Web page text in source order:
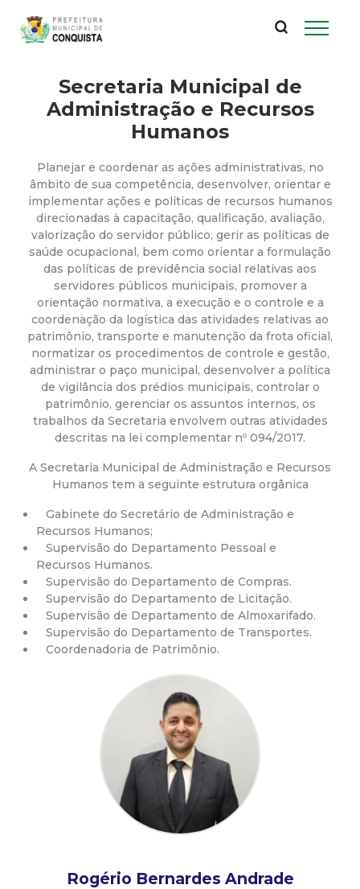
conteúdo
principal
P
e
e
i
t
u
r
a
M
n
i
c
p
Secretaria Municipal de
Administração e Recursos
Humanos
Planejar e coordenar as ações administrativas, no
âmbito de sua competência, desenvolver, orientar e
implementar ações e políticas de recursos humanos
direcionadas à capacitação, qualificação, avaliação,
valorização do servidor público, gerir as políticas de
saúde ocupacional, bem como orientar a formulação
das políticas de previdência social relativas aos
servidores públicos municipais, promover a
orientação normativa, a execução e o controle e a
coordenação da logística das atividades relativas ao
patrimônio, transporte e manutenção da frota oficial,
normatizar os procedimentos de controle e gestão,
administrar o paço municipal, desenvolver a política
de vigilância dos prédios municipais, controlar o
patrimônio, gerenciar os assuntos internos, os
trabalhos da Secretaria envolvem outras atividades
descritas na lei complementar nº 094/2017.
A Secretaria Municipal de Administração e Recursos
Humanos tem a seguinte estrutura orgânica
Gabinete do Secretário de Administração e
Recursos Humanos;
Supervisão do Departamento Pessoal e
Recursos Humanos.
Supervisão do Departamento de Compras.
Supervisão do Departamento de Licitação.
Supervisão de Departamento de Almoxarifado.
Supervisão do Departamento de Transportes.
Coordenadoria de Patrimônio.
Rogério Bernardes Andrade